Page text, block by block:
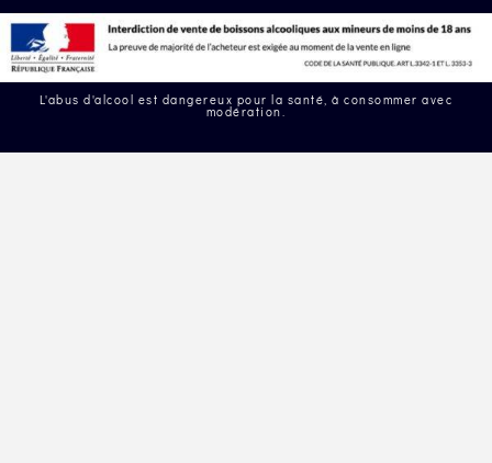
L'abus d'alcool est dangereux pour la santé, à consommer avec
modération.